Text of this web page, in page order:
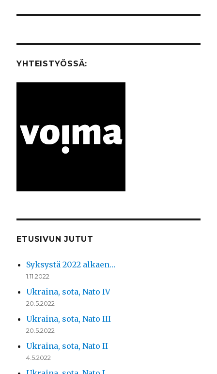
YHTEISTYÖSSÄ:
ETUSIVUN JUTUT
Syksystä 2022 alkaen…
1.11.2022
Ukraina, sota, Nato IV
20.5.2022
Ukraina, sota, Nato III
20.5.2022
Ukraina, sota, Nato II
4.5.2022